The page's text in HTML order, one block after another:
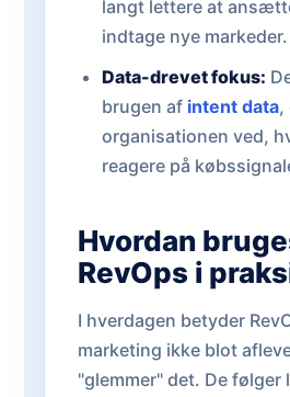
langt lettere at
indtage nye markeder.
Data-drevet fokus:
brugen af intent data,
organisationen ved,
reagere på
Hvordan
RevOps i
I hverdagen betyder
marketing ikke blot
"glemmer" det. De følger